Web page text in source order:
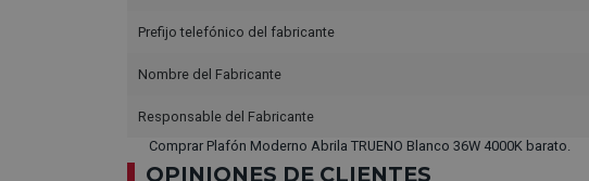
Prefijo telefónico del fabricante
Nombre del Fabricante
Responsable del Fabricante
Comprar Plafón Moderno Abrila TRUENO Blanco 36W 4000K barato.
OPINIONES DE CLIENTES